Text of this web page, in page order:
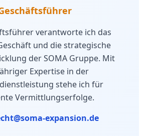
verantworte ich das
und die strategische
der SOMA Gruppe. Mit
Expertise in der
stehe ich für
Vermittlungserfolge.
expansion.de